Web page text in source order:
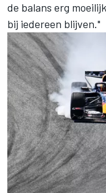
de balans erg
bij iedereen blijven."